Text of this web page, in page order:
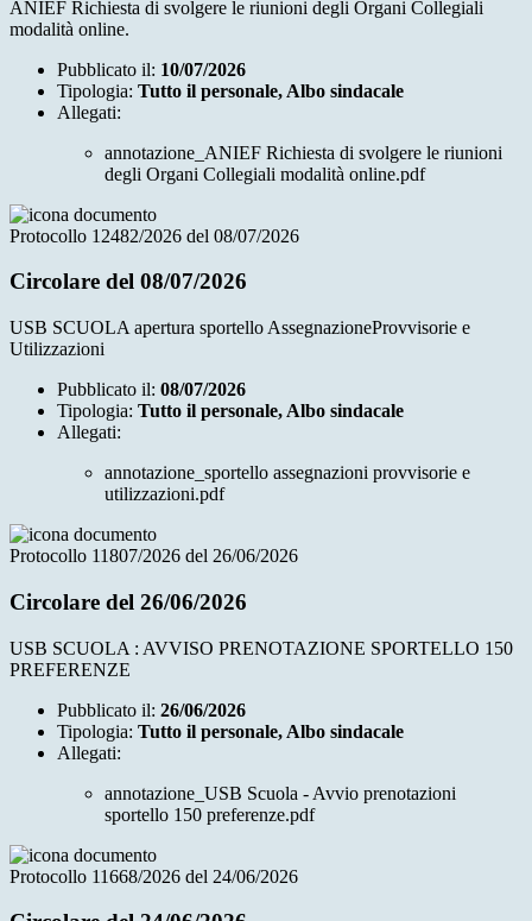
ANIEF Richiesta di svolgere le riunioni degli Organi Collegiali
modalità online.
Pubblicato il: 10/07/2026
Tipologia: Tutto il personale, Albo sindacale
Allegati:
annotazione_ANIEF Richiesta di svolgere le riunioni
degli Organi Collegiali modalità online.pdf
Protocollo 12482/2026 del 08/07/2026
Circolare del 08/07/2026
USB SCUOLA apertura sportello AssegnazioneProvvisorie e
Utilizzazioni
Pubblicato il: 08/07/2026
Tipologia: Tutto il personale, Albo sindacale
Allegati:
annotazione_sportello assegnazioni provvisorie e
utilizzazioni.pdf
Protocollo 11807/2026 del 26/06/2026
Circolare del 26/06/2026
USB SCUOLA : AVVISO PRENOTAZIONE SPORTELLO 150
PREFERENZE
Pubblicato il: 26/06/2026
Tipologia: Tutto il personale, Albo sindacale
Allegati:
annotazione_USB Scuola - Avvio prenotazioni
sportello 150 preferenze.pdf
Protocollo 11668/2026 del 24/06/2026